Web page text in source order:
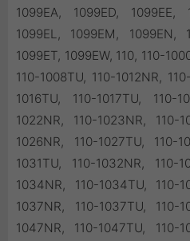
1099EA, 1099ED, 1099EE,
1099EL, 1099EM, 1099EN,
1099ET, 1099EW, 110, 110-
110-1008TU, 110-1012NR,
1016TU, 110-1017TU, 110-
1022NR, 110-1023NR, 110-
1026NR, 110-1027TU, 110-
1031TU, 110-1032NR, 110-
1034NR, 110-1034TU, 110-
1037NR, 110-1037TU, 110-
1047NR, 110-1047TU, 110-